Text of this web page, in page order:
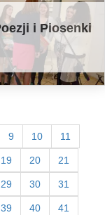
i Piosenki
9 10 11
19 20 21
29 30 31
39 40 41